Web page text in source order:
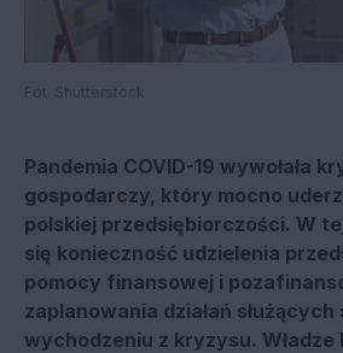
Pandemia COVID-19 wywołała
gospodarczy, który mocno
polskiej przedsiębiorczości. W
się konieczność udzielenia
pomocy finansowej i
zaplanowania działań
wychodzeniu z kryzysu. Władze